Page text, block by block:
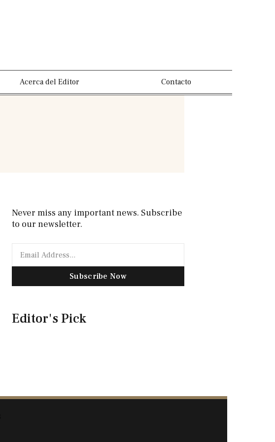
Acerca del Editor Contacto
Never miss any important news. Subscribe
to our newsletter.
Subscribe Now
Editor's Pick